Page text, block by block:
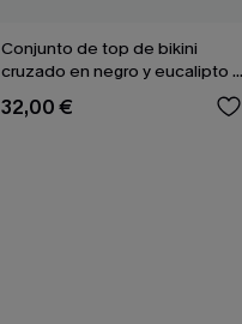
Conjunto de top de bikini
cruzado en negro y eucalipto y
braguitas de talle alto
32,00 €